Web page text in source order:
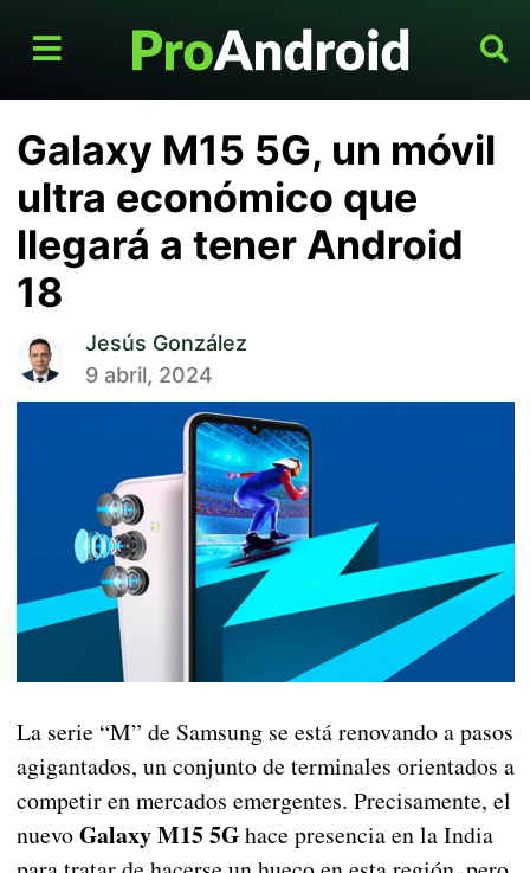
Galaxy M15 5G, un móvil
ultra económico que
llegará a tener Android
18
Jesús González
9 abril, 2024
La serie “M” de Samsung se está renovando a pasos
agigantados, un conjunto de terminales orientados a
competir en mercados emergentes. Precisamente, el
nuevoGalaxy M15 5Ghace presencia en la India